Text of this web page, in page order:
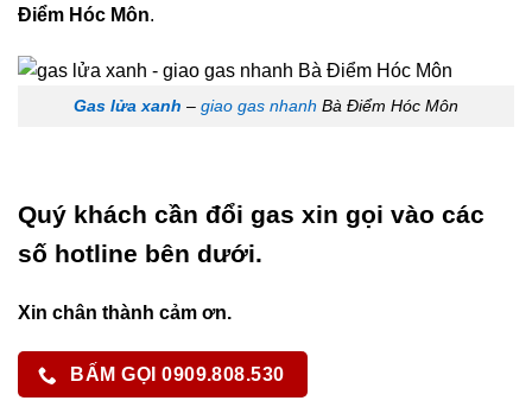
Điểm Hóc Môn.
Gas lửa xanh – giao gas nhanh Bà Điểm Hóc Môn
Quý khách cần đổi gas xin gọi vào các
số hotline bên dưới.
Xin chân thành cảm ơn.
BẤM GỌI 0909.808.530